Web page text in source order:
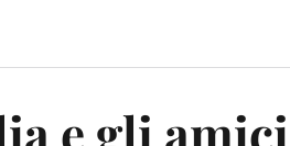
e gli amici